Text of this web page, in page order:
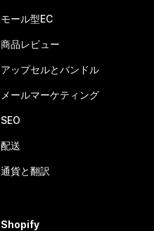
モール型EC
商品レビュー
アップセルとバンドル
メールマーケティング
SEO
配送
通貨と翻訳
Shopify